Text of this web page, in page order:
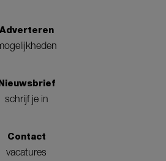
Adverteren
schrijf je in
Contact
vacatures